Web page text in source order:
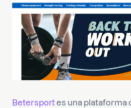
Betersportes una plataforma